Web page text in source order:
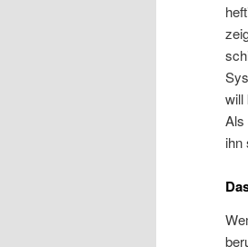
will
Als
ihn